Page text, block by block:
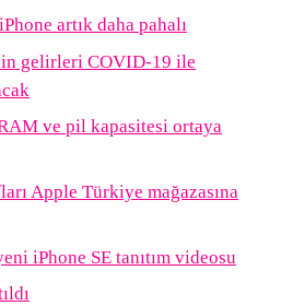
artık daha pahalı
gelirleri COVID-19 ile
ve pil kapasitesi ortaya
Apple Türkiye mağazasına
iPhone SE tanıtım videosu